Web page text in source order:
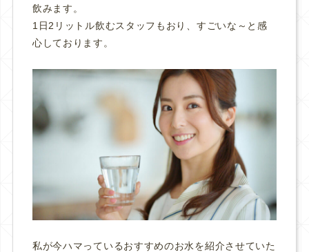
飲みます。
1日2リットル飲むスタッフもおり、すごいな～と感
心しております。
私が今ハマっているおすすめのお水を紹介させていた